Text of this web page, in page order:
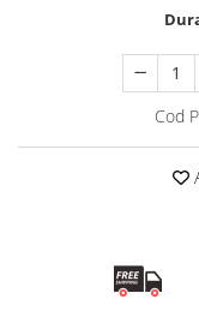
Cod